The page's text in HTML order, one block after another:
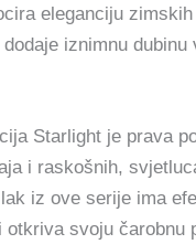
eleganciju
iznimnu dubinu
Starlight je prava
i raskošnih,
iz ove serije ima
otkriva svoju čarobnu